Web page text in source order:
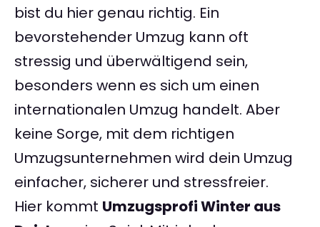
bist du hier genau richtig. Ein
bevorstehender Umzug kann oft
stressig und überwältigend sein,
besonders wenn es sich um einen
internationalen Umzug handelt. Aber
keine Sorge, mit dem richtigen
Umzugsunternehmen wird dein Umzug
einfacher, sicherer und stressfreier.
Hier kommt Umzugsprofi Winter aus